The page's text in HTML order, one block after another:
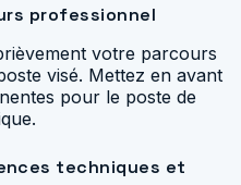
professionnel
votre parcours
visé. Mettez en avant
pour le poste de
techniques et